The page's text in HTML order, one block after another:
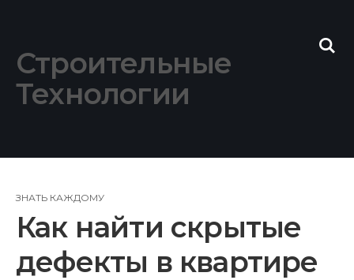
Строительные
Технологии
ЗНАТЬ КАЖДОМУ
Как найти скрытые
дефекты в квартире